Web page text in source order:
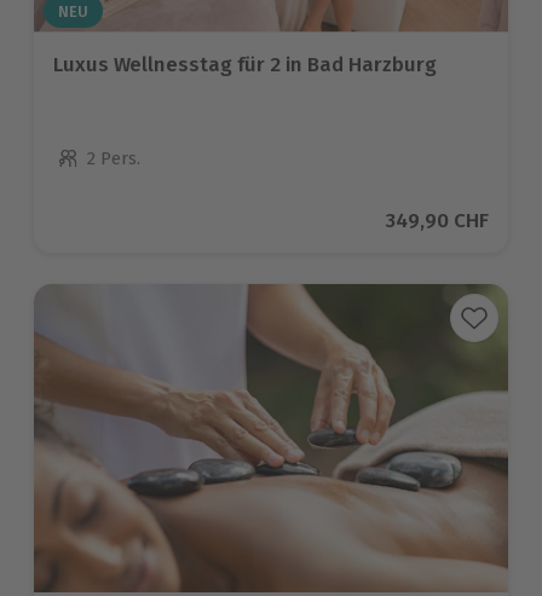
NEU
Luxus Wellnesstag für 2 in Bad Harzburg
Anzahl der Teilnehmer
2 Pers.
Aktueller Preis
349,90 CHF